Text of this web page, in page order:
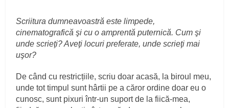
Scriitura dumneavoastră este limpede,
cinematografică şi cu o amprentă puternică. Cum şi
unde scrieţi? Aveţi locuri preferate, unde scrieţi mai
uşor?
De când cu restricțiile, scriu doar acasă, la biroul meu,
unde tot timpul sunt hârtii pe a căror ordine doar eu o
cunosc, sunt pixuri într-un suport de la fiică-mea,